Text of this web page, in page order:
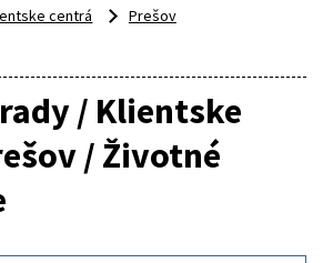
centrá
Prešov
/ Klientske
/ Životné